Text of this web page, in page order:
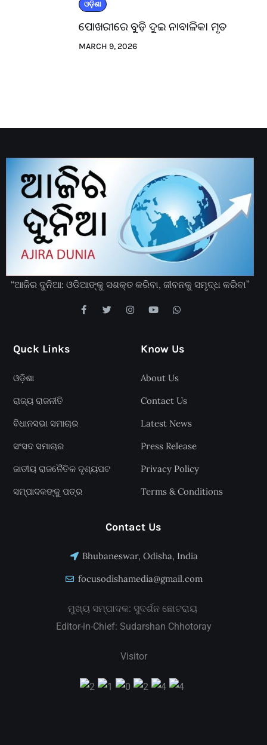
ଓଡ଼ିଶା
ପୋଖରୀରେ ବୁଡ଼ି ଦୁଇ ନାବାଳିକା ମୃତ
MARCH 9, 2026
“ଆଜିର ଦୁନିଆ: ଓଡିଆଙ୍କୁ ସଶକ୍ତ କରିବା, ଜୀବନକୁ ସମୃଦ୍ଧ କରିବା”
Quck Links
ଓଡ଼ିଶା
ରାଜ୍ୟ ରାଜନୀତି
ବିଧାନସଭା ସମାଚାର
ସଂସଦ ସମାଚାର
ଜାତୀୟ ରାଜନୈତିକ ଦୃଶ୍ୟପଟ
ସମ୍ପାଦକଙ୍କୁ ପତ୍ର
Know Us
About Us
Contact Us
Latest News
Press Release
Privacy Policy
Terms & Conditions
Contact Us
Bhubaneswar, Odisha, India
focusodishamedia@gmail.com
ମୁଖ୍ୟ ସମ୍ପାଦକ: ସୁଦର୍ଶନ ଛୋଟରାୟ
Editor-in-Chief: Sudarshan Chhotoray
Visitor